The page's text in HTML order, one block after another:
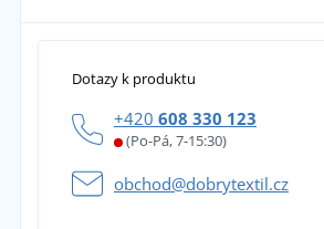
Dotazy k produktu
+420 608 330 123
(Po-Pá, 7-15:30)
obchod@dobrytextil.cz